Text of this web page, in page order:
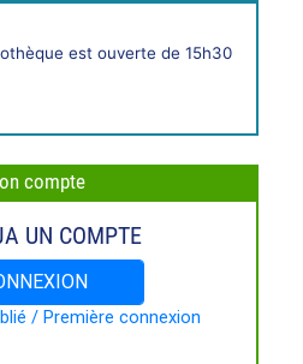
est ouverte de 15h30
compte
UN COMPTE
/ Première connexion